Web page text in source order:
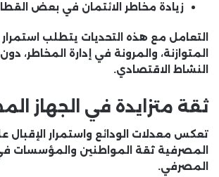
زيادة مخاطر الائتمان في بعض
التعامل مع هذه التحديات يتطلب
المتوازنة، والمرونة في إدارة المخاطر،
النشاط الاقتصادي.
ثقة متزايدة في الجهاز
تعكس معدلات الودائع واستمرار الإقبال
المصرفية ثقة المواطنين والمؤسسات في
المصرفي.